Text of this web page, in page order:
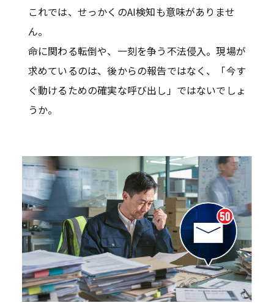
これでは、せっかくのAI検知も意味がありませ
ん。
命に関わる転倒や、一刻を争う不法侵入。現場が
求めているのは、後からの報告ではなく、「今す
ぐ動けるための確実な呼び出し」ではないでしょ
うか。